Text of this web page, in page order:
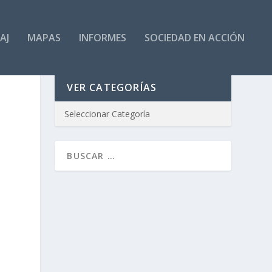
MAPAS INFORMES SOCIEDAD EN ACCIÓN
VER CATEGORÍAS